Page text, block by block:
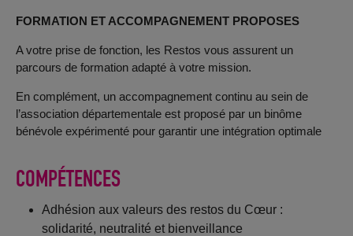
FORMATION ET ACCOMPAGNEMENT PROPOSES
A votre prise de fonction, les Restos vous assurent un
parcours de formation adapté à votre mission.
En complément, un accompagnement continu au sein de
l’association départementale est proposé par un binôme
bénévole expérimenté pour garantir une intégration optimale
COMPÉTENCES
Adhésion aux valeurs des restos du Cœur :
solidarité, neutralité et bienveillance